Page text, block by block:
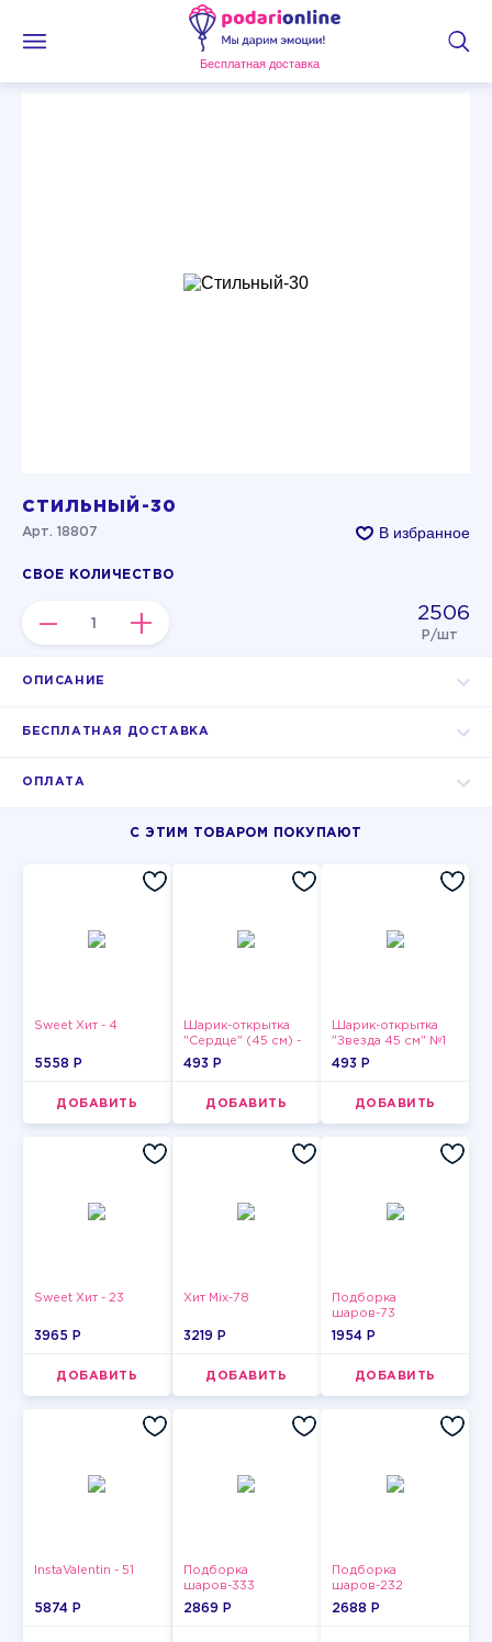
Бесплатная доставка
СТИЛЬНЫЙ-30
Арт. 18807 В избранное
СВОЕ КОЛИЧЕСТВО
– + 2506
Р/шт
ОПИСАНИЕ
БЕСПЛАТНАЯ ДОСТАВКА
ОПЛАТА
С ЭТИМ ТОВАРОМ ПОКУПАЮТ
Sweet Хит - 4
5558 P
ДОБАВИТЬ
Шарик-открытка
"Сердце" (45 см) -
2
493 P
ДОБАВИТЬ
Шарик-открытка
"Звезда 45 см" №1
493 P
ДОБАВИТЬ
Sweet Хит - 23
3965 P
ДОБАВИТЬ
Хит Mix-78
3219 P
ДОБАВИТЬ
Подборка
шаров-73
1954 P
ДОБАВИТЬ
InstaValentin - 51
5874 P
Подборка
шаров-333
2869 P
Подборка
шаров-232
2688 P